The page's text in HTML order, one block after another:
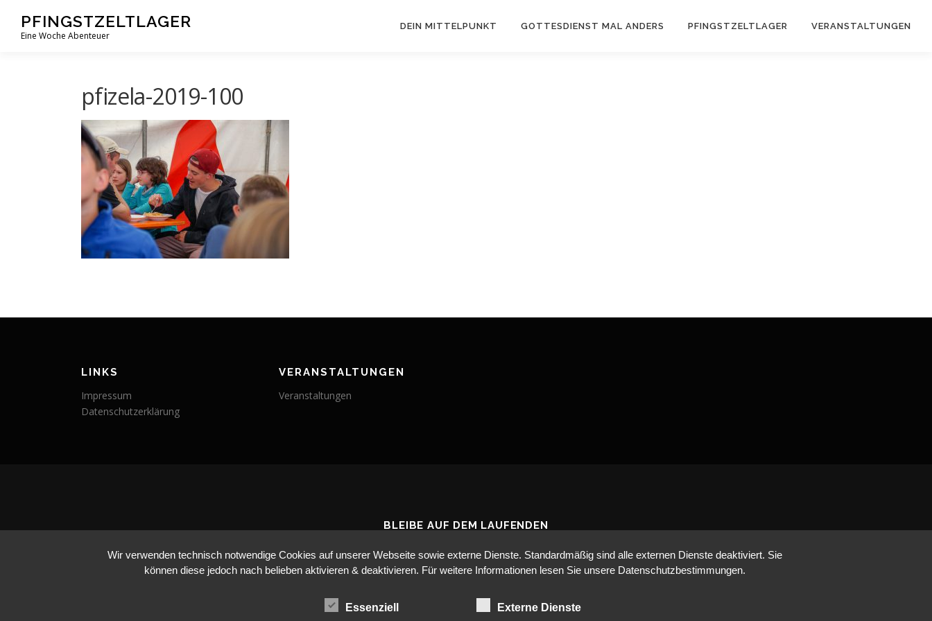
Inhalt
springen
PFINGSTZELTLAGER
Eine Woche Abenteuer
DEIN MITTELPUNKT GOTTESDIENST MAL ANDERS PFINGSTZELTLAGER VERANSTALTUNGEN
pfizela-2019-100
LINKS
Impressum
Datenschutzerklärung
VERANSTALTUNGEN
Veranstaltungen
BLEIBE AUF DEM LAUFENDEN
Wir verwenden technisch notwendige Cookies auf unserer Webseite sowie externe Dienste. Standardmäßig sind alle externen Dienste deaktiviert. Sie
können diese jedoch nach belieben aktivieren & deaktivieren. Für weitere Informationen lesen Sie unsere Datenschutzbestimmungen.
Essenziell Externe Dienste